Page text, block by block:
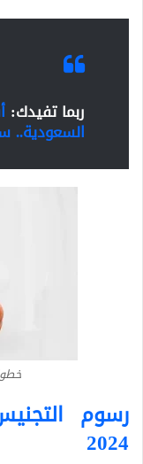
ربما تفيدك:
السعودية..
رسوم
2024